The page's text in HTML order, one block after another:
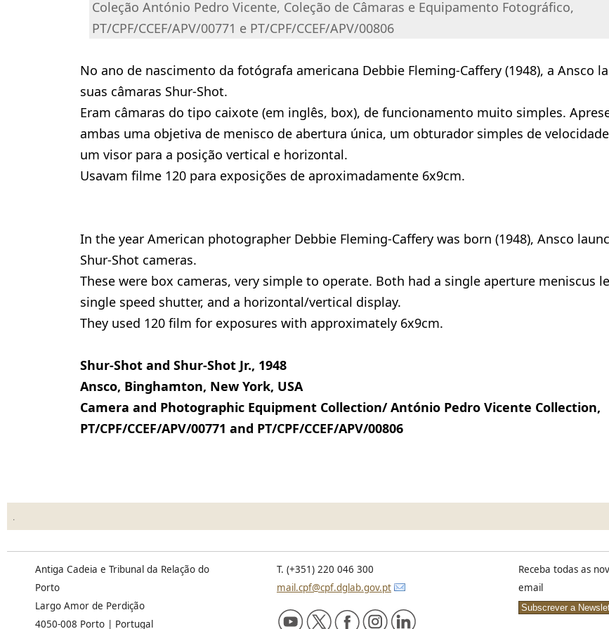
Coleção António Pedro Vicente, Coleção de Câmaras e Equipamento Fotográfico,
PT/CPF/CCEF/APV/00771 e PT/CPF/CCEF/APV/00806
No ano de nascimento da fotógrafa americana Debbie Fleming-Caffery (1948), a Ansco
suas câmaras Shur-Shot.
Eram câmaras do tipo caixote (em inglês, box), de funcionamento muito simples.
ambas uma objetiva de menisco de abertura única, um obturador simples de
um visor para a posição vertical e horizontal.
Usavam filme 120 para exposições de aproximadamente 6x9cm.
In the year American photographer Debbie Fleming-Caffery was born (1948), Ansco
Shur-Shot cameras.
These were box cameras, very simple to operate. Both had a single aperture meniscus
single speed shutter, and a horizontal/vertical display.
They used 120 film for exposures with approximately 6x9cm.
Shur-Shot and Shur-Shot Jr., 1948
Ansco, Binghamton, New York, USA
Camera and Photographic Equipment Collection/ António Pedro Vicente Collection,
PT/CPF/CCEF/APV/00771 and PT/CPF/CCEF/APV/00806
.
Antiga Cadeia e Tribunal da Relação do
Porto
Largo Amor de Perdição
4050-008 Porto | Portugal
T. (+351) 220 046 300
mail.cpf@cpf.dglab.gov.pt
Receba todas as
email